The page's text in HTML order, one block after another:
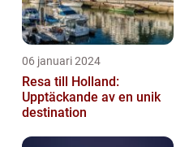
06 januari 2024
Resa till Holland:
Upptäckande av en unik
destination